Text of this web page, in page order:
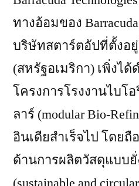
ทางอ้อมของ Barracuda
บริษัทสตาร์ตอัปที่ตั้งอ
(สหรัฐอเมริกา) เพิ่งได้
โครงการโรงงานไบโ
ลาร์ (modular Bio-
อินเดียสำเร็จไป โดย
ด้านการผลิตวัสดุแบบ